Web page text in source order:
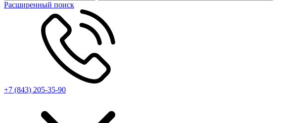
Расширенный поиск
+7 (843) 205-35-90